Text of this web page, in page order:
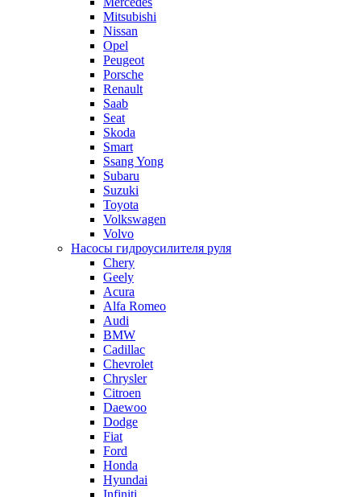
Mitsubishi
Nissan
Opel
Peugeot
Porsche
Renault
Saab
Seat
Skoda
Smart
Ssang Yong
Subaru
Suzuki
Toyota
Volkswagen
Volvo
Насосы гидроусилителя руля
Chery
Geely
Acura
Alfa Romeo
Audi
BMW
Cadillac
Chevrolet
Chrysler
Citroen
Daewoo
Dodge
Fiat
Ford
Honda
Hyundai
Infiniti